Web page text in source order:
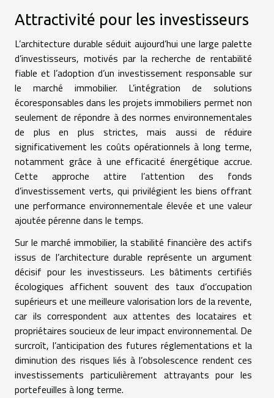
Attractivité pour les investisseurs
L’architecture durable séduit aujourd’hui une large palette
d’investisseurs, motivés par la recherche de rentabilité
fiable et l’adoption d’un investissement responsable sur
le marché immobilier. L’intégration de solutions
écoresponsables dans les projets immobiliers permet non
seulement de répondre à des normes environnementales
de plus en plus strictes, mais aussi de réduire
significativement les coûts opérationnels à long terme,
notamment grâce à une efficacité énergétique accrue.
Cette approche attire l’attention des fonds
d’investissement verts, qui privilégient les biens offrant
une performance environnementale élevée et une valeur
ajoutée pérenne dans le temps.
Sur le marché immobilier, la stabilité financière des actifs
issus de l’architecture durable représente un argument
décisif pour les investisseurs. Les bâtiments certifiés
écologiques affichent souvent des taux d’occupation
supérieurs et une meilleure valorisation lors de la revente,
car ils correspondent aux attentes des locataires et
propriétaires soucieux de leur impact environnemental. De
surcroît, l’anticipation des futures réglementations et la
diminution des risques liés à l’obsolescence rendent ces
investissements particulièrement attrayants pour les
portefeuilles à long terme.